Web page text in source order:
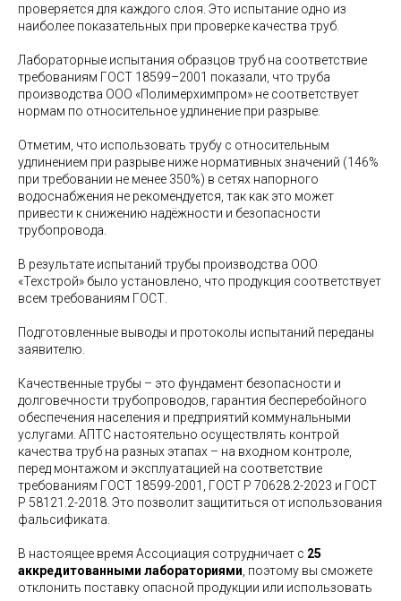
проверяется для каждого слоя. Это испытание одно из
наиболее показательных при проверке качества труб.
Лабораторные испытания образцов труб на соответствие
требованиям ГОСТ 18599–2001 показали, что труба
производства ООО «Полимерхимпром» не соответствует
нормам по относительное удлинение при разрыве.
Отметим, что использовать трубу с относительным
удлинением при разрыве ниже нормативных значений (146%
при требовании не менее 350%) в сетях напорного
водоснабжения не рекомендуется, так как это может
привести к снижению надёжности и безопасности
трубопровода.
В результате испытаний трубы производства ООО
«Техстрой» было установлено, что продукция соответствует
всем требованиям ГОСТ.
Подготовленные выводы и протоколы испытаний переданы
заявителю.
Качественные трубы – это фундамент безопасности и
долговечности трубопроводов, гарантия бесперебойного
обеспечения населения и предприятий коммунальными
услугами. АПТС настоятельно осуществлять контрой
качества труб на разных этапах – на входном контроле,
перед монтажом и эксплуатацией на соответствие
требованиям ГОСТ 18599-2001, ГОСТ Р 70628.2-2023 и ГОСТ
Р 58121.2-2018. Это позволит защититься от использования
фальсификата.
В настоящее время Ассоциация сотрудничает с 25
аккредитованными лабораториями , поэтому вы сможете
отклонить поставку опасной продукции или использовать